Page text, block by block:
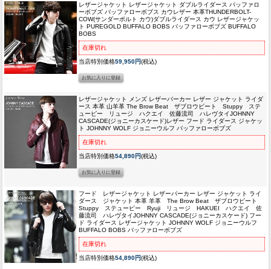
レザージャケット レザージャケット ダブルライダース バッファロ
ーボブズ バッファローボブス カウレザー 本革THUNDERBOLT-
COW(サンダーボルト カウ)ダブルライダース カウ レザージャケッ
ト PUREGOLD BUFFALO BOBS バッファローボブズ BUFFALO
BOBS
在庫切れ
当店特別価格59,950円(税込)
レザージャケット メンズ レザーパーカー レザー ジャケット ライダ
ース 本革 山羊革 The Brow Beat ザブロウビート Stuppy ステ
ューピー リュージ ハクエイ 佐藤流司 ハレヴタイJOHNNY
CASCADE(ジョニーカスケード)レザー フード ライダース ジャケッ
ト JOHNNY WOLF ジョニーウルフ バッファローボブズ
在庫切れ
当店特別価格54,890円(税込)
フード レザージャケット レザーパーカー レザー ジャケット ライ
ダース ジャケット 本革 羊革 The Brow Beat ザブロウビート
Stuppy ステューピー Ryuji リュージ HAKUEI ハクエイ 佐
藤流司 ハレヴタイJOHNNY CASCADE(ジョニーカスケード) フー
ド ライダース レザージャケット JOHNNY WOLF ジョニーウルフ
BUFFALO BOBS バッファローボブズ
在庫切れ
当店特別価格54,890円(税込)